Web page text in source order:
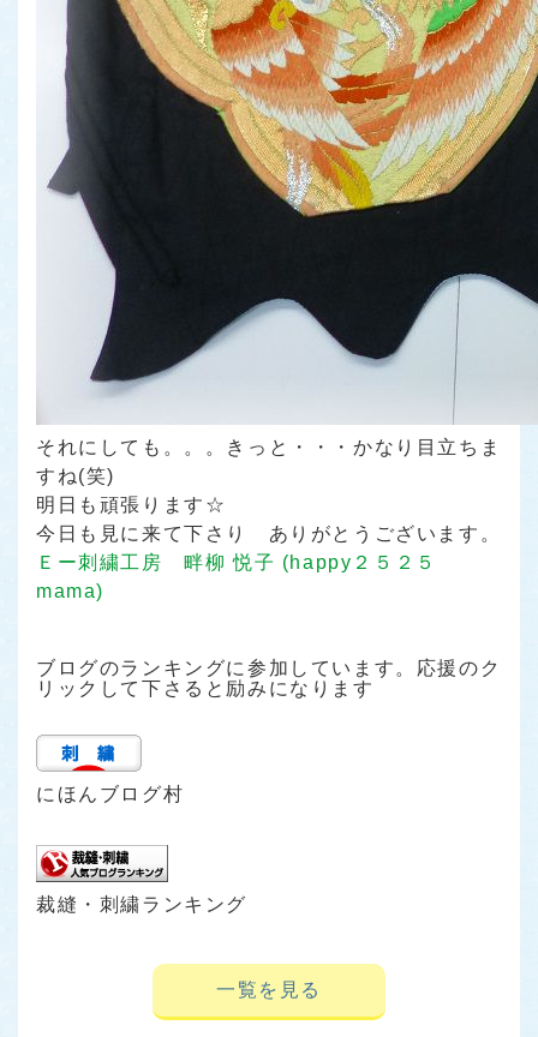
それにしても。。。きっと・・・かなり目立ちま
すね(笑)
明日も頑張ります☆
今日も見に来て下さり ありがとうございます。
Ｅー刺繍工房 畔柳 悦子 (happy２５２５
mama)
ブログのランキングに参加しています。応援のク
リックして下さると励みになります
にほんブログ村
裁縫・刺繍ランキング
一覧を見る